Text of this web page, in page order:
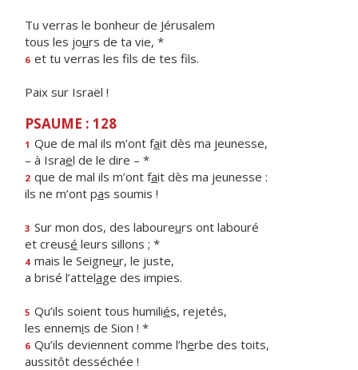
Tu verras le bonheur de Jérusalem
tous les jours de ta vie, *
6 et tu verras les fls de tes fils.
Paix sur Israël !
PSAUME : 128
1 Que de mal ils m’ont fait dès ma jeunesse,
– à Israël de le dire – *
2 que de mal ils m’ont fait dès ma jeunesse :
ils ne m’ont pas soumis !
3 Sur mon dos, des laboureurs ont labouré
et creusé leurs sillons ; *
4 mais le Seigneur, le juste,
a brisé l’attelage des impies.
5 Qu’ils soient tous humiliés, rejetés,
les ennemis de Sion ! *
6 Qu’ils deviennent comme l’herbe des toits,
aussitôt desséchée !